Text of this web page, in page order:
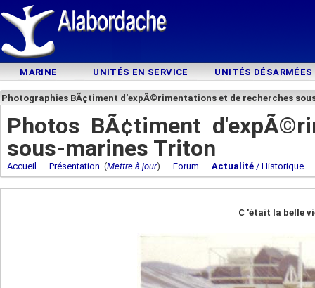
MARINE UNITÉS EN SERVICE UNITÉS DÉSARMÉES
Photographies BÃ¢timent d'expÃ©rimentations et de recherches
Photos BÃ¢timent
sous-marines Triton
Accueil Présentation (Mettre à jour) Forum Actualité / Historique
C 'était la belle